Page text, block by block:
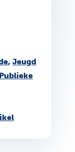
, Jeugd
Publieke